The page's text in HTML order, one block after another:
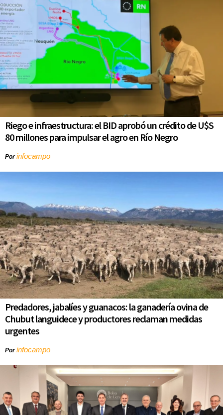
Riego e infraestructura: el BID aprobó un crédito de U$S
80 millones para impulsar el agro en Río Negro
Porinfocampo
Predadores, jabalíes y guanacos: la ganadería ovina de
Chubut languidece y productores reclaman medidas
urgentes
Porinfocampo